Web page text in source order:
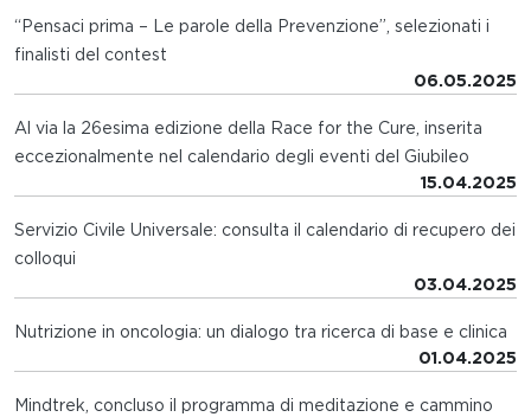
“Pensaci prima – Le parole della Prevenzione”, selezionati i
finalisti del contest
06.05.2025
Al via la 26esima edizione della Race for the Cure, inserita
eccezionalmente nel calendario degli eventi del Giubileo
15.04.2025
Servizio Civile Universale: consulta il calendario di recupero dei
colloqui
03.04.2025
Nutrizione in oncologia: un dialogo tra ricerca di base e clinica
01.04.2025
Mindtrek, concluso il programma di meditazione e cammino